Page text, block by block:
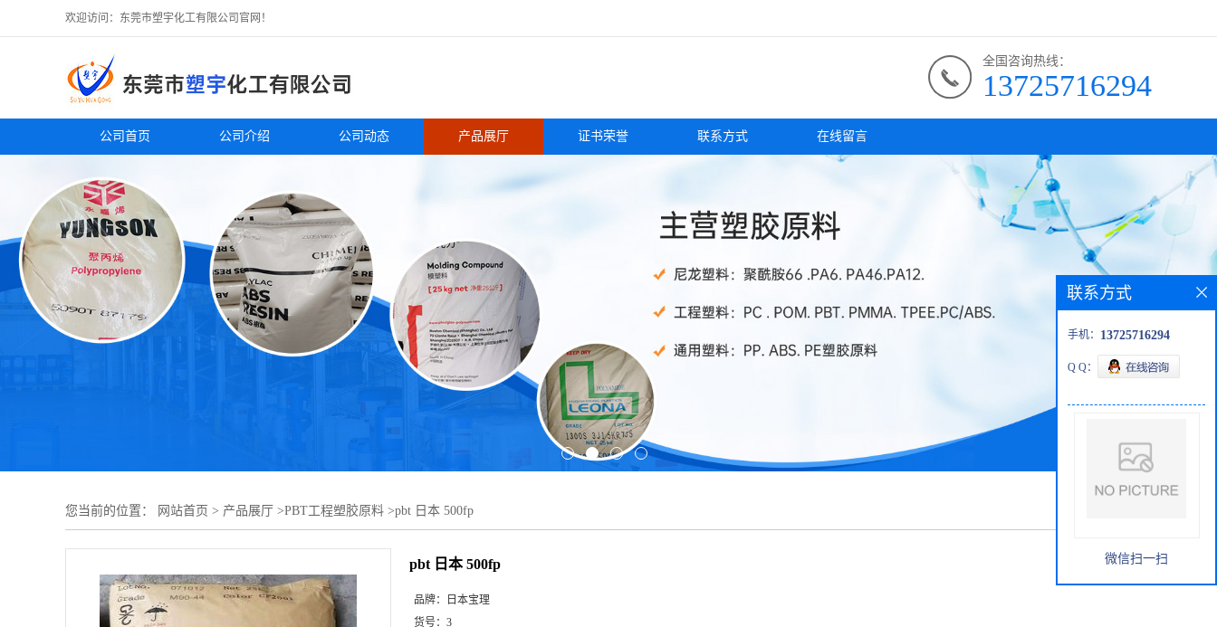
欢迎访问：东莞市塑宇化工有限公司官网！
全国咨询热线：
13725716294
公司首页 公司介绍 公司动态 产品展厅 证书荣誉 联系方式 在线留言
您当前的位置： 网站首页 > 产品展厅 >PBT工程塑胶原料 >pbt 日本 500fp
pbt 日本 500fp
品牌：
日本宝理
货号： 3
联系方式
手机： 13725716294
Q Q：
微信扫一扫